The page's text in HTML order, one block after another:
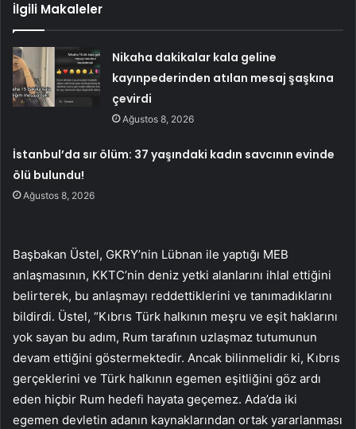
İlgili Makaleler
Nikaha dakikalar kala geline
kayınpederinden atılan mesaj şaşkına
çevirdi
Ağustos 8, 2026
İstanbul’da sır ölüm: 37 yaşındaki kadın savcının evinde
ölü bulundu!
Ağustos 8, 2026
Başbakan Üstel, GKRY’nin Lübnan ile yaptığı MEB
anlaşmasının, KKTC’nin deniz yetki alanlarını ihlal ettiğini
belirterek, bu anlaşmayı reddettiklerini ve tanımadıklarını
bildirdi. Üstel, “Kıbrıs Türk halkının meşru ve eşit haklarını
yok sayan bu adım, Rum tarafının uzlaşmaz tutumunun
devam ettiğini göstermektedir. Ancak bilinmelidir ki, Kıbrıs
gerçeklerini ve Türk halkının egemen eşitliğini göz ardı
eden hiçbir Rum hedefi hayata geçemez. Ada’da iki
egemen devletin adanın kaynaklarından ortak yararlanması